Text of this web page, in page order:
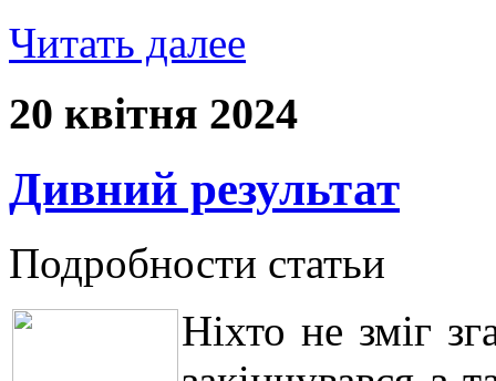
Читать далее
20 квітня 2024
Дивний результат
Подробности статьи
Ніхто не зміг